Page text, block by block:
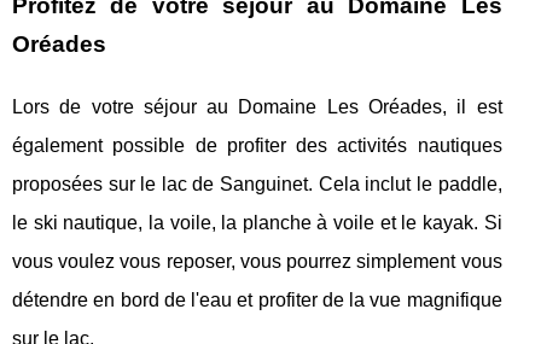
Profitez de votre séjour au Domaine Les
Oréades
Lors de votre séjour au Domaine Les Oréades, il est
également possible de profiter des activités nautiques
proposées sur le lac de Sanguinet. Cela inclut le paddle,
le ski nautique, la voile, la planche à voile et le kayak. Si
vous voulez vous reposer, vous pourrez simplement vous
détendre en bord de l'eau et profiter de la vue magnifique
sur le lac.